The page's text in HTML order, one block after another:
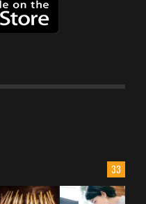
33